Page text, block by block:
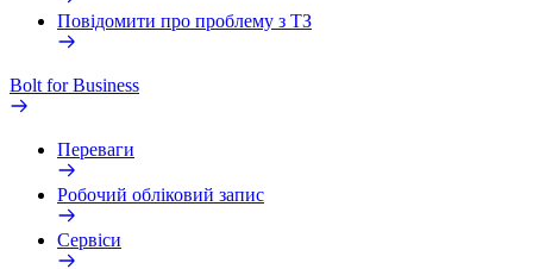
Повідомити про проблему з ТЗ
Bolt for Business
Переваги
Робочий обліковий запис
Сервіси